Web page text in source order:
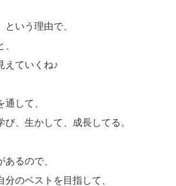
いう理由で、
えていくね♪
して、
び、生かして、成長してる。
あるので、
分のベストを目指して、